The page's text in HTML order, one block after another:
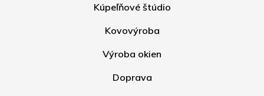
Kúpeľňové štúdio
Kovovýroba
Výroba okien
Doprava